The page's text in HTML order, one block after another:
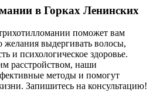
в Горках Ленинских
поможет вам
желания выдергивать волосы,
и психологическое здоровье.
расстройством, наши
методы и помогут
Запишитесь на консультацию!